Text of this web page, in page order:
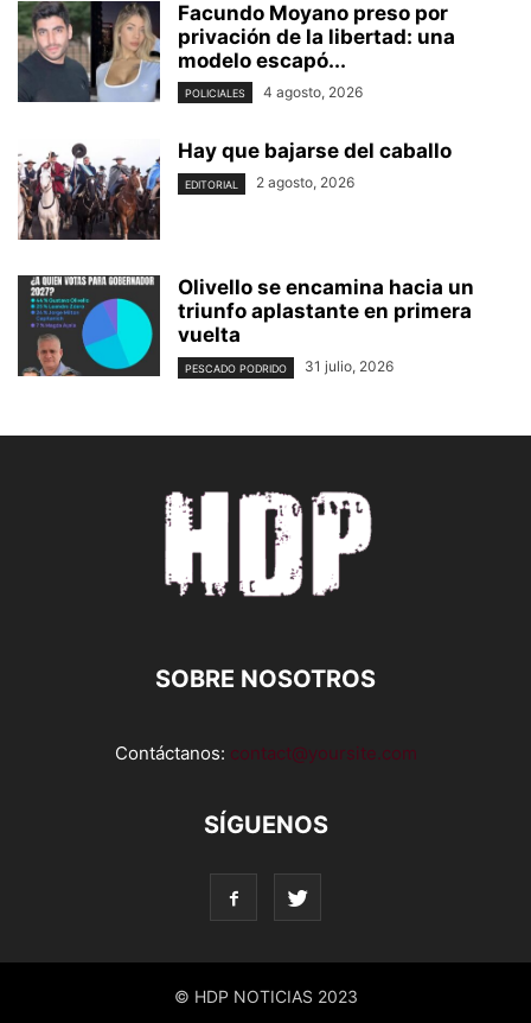
Facundo Moyano preso por
privación de la libertad: una
modelo escapó...
POLICIALES 4 agosto, 2026
Hay que bajarse del caballo
EDITORIAL 2 agosto, 2026
Olivello se encamina hacia un
triunfo aplastante en primera
vuelta
PESCADO PODRIDO 31 julio, 2026
SOBRE NOSOTROS
Contáctanos: contact@yoursite.com
SÍGUENOS
© HDP NOTICIAS 2023